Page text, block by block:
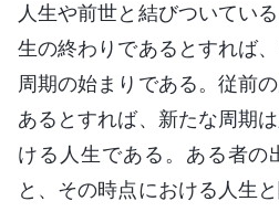
人生や前世と結びついてい
生の終わりであるとすれば
周期の始まりである。従前
あるとすれば、新たな周期
ける人生である。ある者の
と、その時点における人生